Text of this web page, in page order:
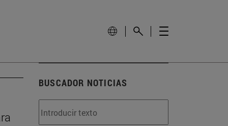
BUSCADOR NOTICIAS